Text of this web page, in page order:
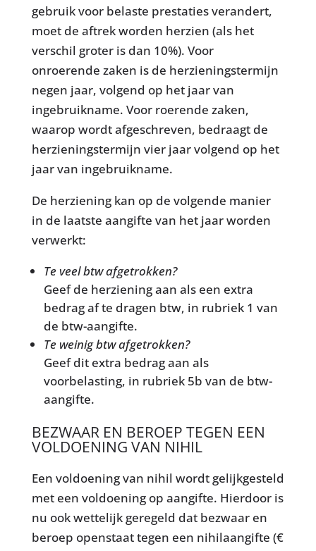
gebruik voor belaste prestaties verandert,
moet de aftrek worden herzien (als het
verschil groter is dan 10%). Voor
onroerende zaken is de herzieningstermijn
negen jaar, volgend op het jaar van
ingebruikname. Voor roerende zaken,
waarop wordt afgeschreven, bedraagt de
herzieningstermijn vier jaar volgend op het
jaar van ingebruikname.
De herziening kan op de volgende manier
in de laatste aangifte van het jaar worden
verwerkt:
Te veel btw afgetrokken?
Geef de herziening aan als een extra
bedrag af te dragen btw, in rubriek 1 van
de btw-aangifte.
Te weinig btw afgetrokken?
Geef dit extra bedrag aan als
voorbelasting, in rubriek 5b van de btw-
aangifte.
BEZWAAR EN BEROEP TEGEN EEN
VOLDOENING VAN NIHIL
Een voldoening van nihil wordt gelijkgesteld
met een voldoening op aangifte. Hierdoor is
nu ook wettelijk geregeld dat bezwaar en
beroep openstaat tegen een nihilaangifte (€